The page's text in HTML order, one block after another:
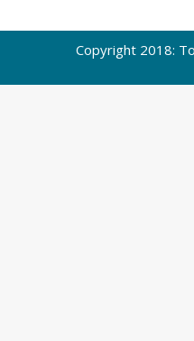
Copyright 2018: